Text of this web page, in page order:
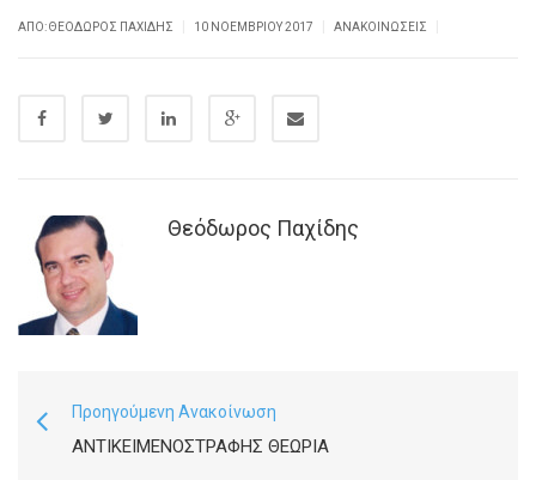
ΑΠΌ:ΘΕΌΔΩΡΟΣ ΠΑΧΊΔΗΣ 10 ΝΟΕΜΒΡΊΟΥ 2017 ΑΝΑΚΟΙΝΏΣΕΙΣ
Θεόδωρος Παχίδης
Προηγούμενη Ανακοίνωση
ΑΝΤΙΚΕΙΜΕΝΟΣΤΡΑΦΉΣ ΘΕΩΡΊΑ